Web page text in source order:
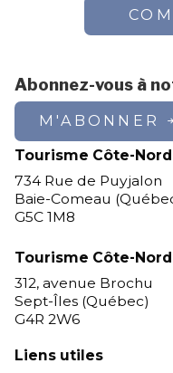
Abonnez-vous à
M'ABONNER
Tourisme Côte-
734 Rue de Puyjalon
Baie-Comeau
G5C 1M8
Tourisme Côte-
312, avenue Brochu
Sept-Îles (Québec)
G4R 2W6
Liens utiles